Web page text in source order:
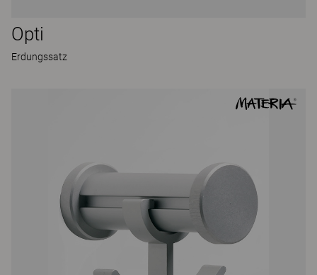
Opti
Erdungssatz